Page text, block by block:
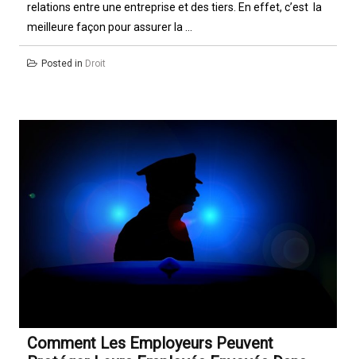
relations entre une entreprise et des tiers. En effet, c’est la
meilleure façon pour assurer la ...
Posted in Droit
Comment Les Employeurs Peuvent